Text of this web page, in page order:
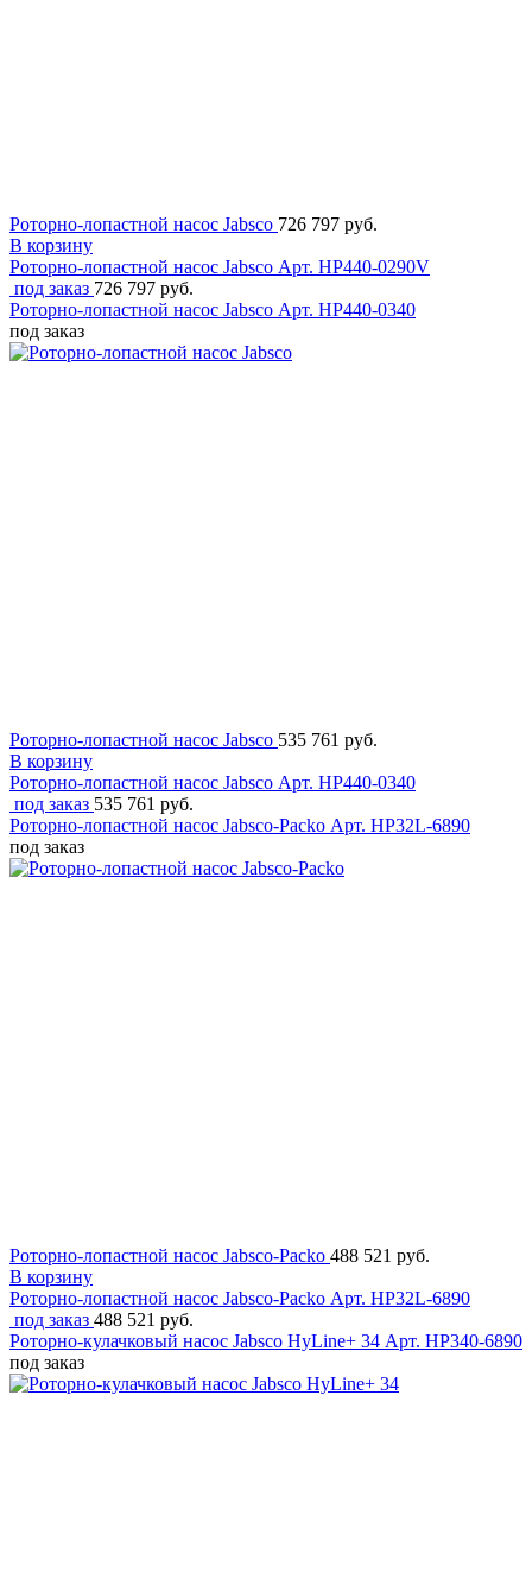
Роторно-лопастной насос Jabsco 726 797 руб.
В корзину
Роторно-лопастной насос Jabsco Арт. HP440-0290V
под заказ 726 797 руб.
Роторно-лопастной насос Jabsco Арт. HP440-0340
под заказ
Роторно-лопастной насос Jabsco 535 761 руб.
В корзину
Роторно-лопастной насос Jabsco Арт. HP440-0340
под заказ 535 761 руб.
Роторно-лопастной насос Jabsco-Packo Арт. HP32L-6890
под заказ
Роторно-лопастной насос Jabsco-Packo 488 521 руб.
В корзину
Роторно-лопастной насос Jabsco-Packo Арт. HP32L-6890
под заказ 488 521 руб.
Роторно-кулачковый насос Jabsco HyLine+ 34 Арт. HP340-6890
под заказ